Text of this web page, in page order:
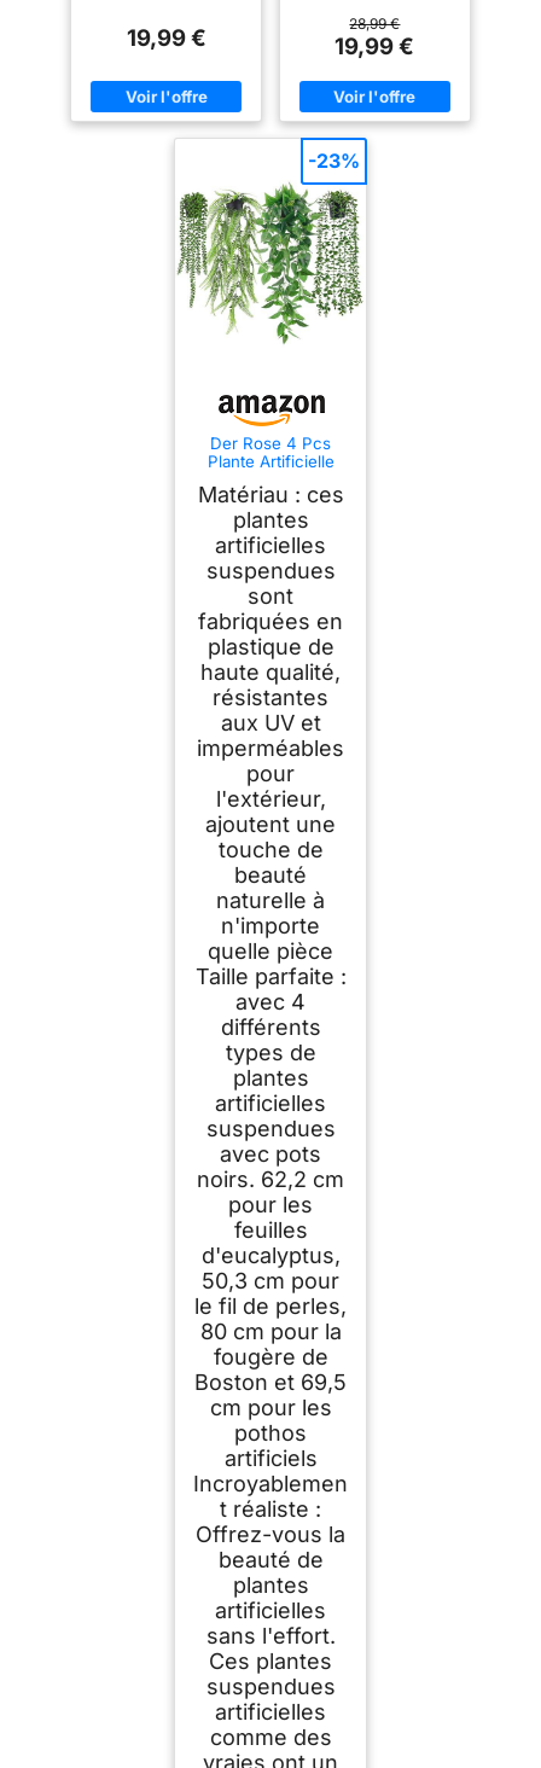
19,99 € 28,99 €
19,99 €
Der Rose 4 Pcs
Plante Artificielle
Artificielles Interieur
et Exterieur,Fausse
Plante Convient
pour Décorer le
Bureau,Salon,Cuisin
e,Jardin
Matériau : ces
plantes
artificielles
suspendues
sont
fabriquées en
plastique de
haute qualité,
résistantes
aux UV et
imperméables
pour
l'extérieur,
ajoutent une
touche de
beauté
naturelle à
n'importe
quelle pièce
Taille parfaite :
avec 4
différents
types de
plantes
artificielles
suspendues
avec pots
noirs. 62,2 cm
pour les
feuilles
d'eucalyptus,
50,3 cm pour
le fil de perles,
80 cm pour la
fougère de
Boston et 69,5
cm pour les
pothos
artificiels
Incroyablemen
t réaliste :
Offrez-vous la
beauté de
plantes
artificielles
sans l'effort.
Ces plantes
suspendues
artificielles
comme des
vraies ont un
-23%